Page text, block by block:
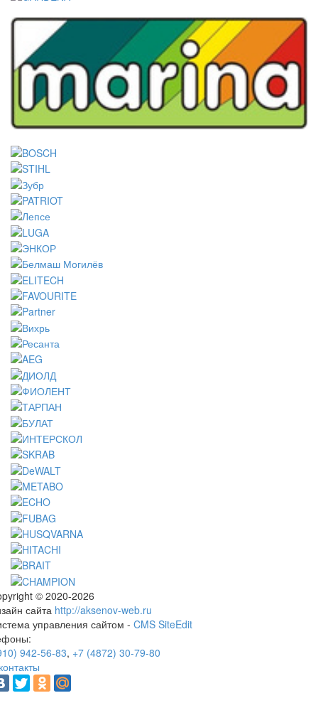
© 2020-2026
сайта http://aksenov-web.ru
управления сайтом - CMS SiteEdit
942-56-83, +7 (4872) 30-79-80